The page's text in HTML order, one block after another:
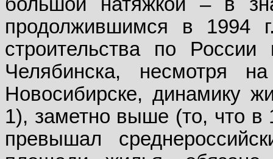
продолжившимся в 1994
строительства по
Челябинска, несмотря
Новосибирске, динамику
1), заметно выше (то, что в
превышал